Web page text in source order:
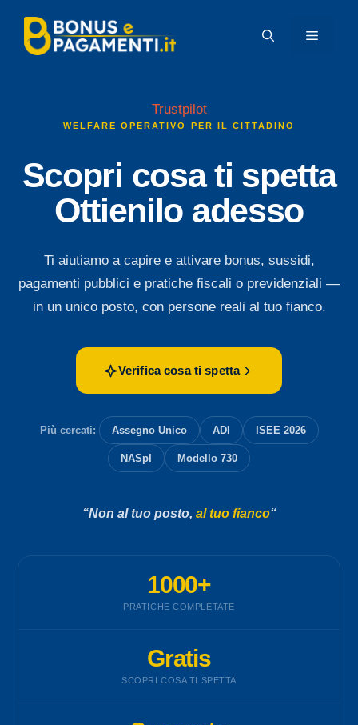
contenuto
MENU
Trustpilot
WELFARE OPERATIVO PER IL CITTADINO
Scopri cosa ti spetta
Ottienilo adesso
Ti aiutiamo a capire e attivare bonus, sussidi,
pagamenti pubblici e pratiche fiscali o previdenziali —
in un unico posto, con persone reali al tuo fianco.
Verifica cosa ti spetta
Più cercati: Assegno Unico ADI ISEE 2026
NASpI Modello 730
“Non al tuo posto, al tuo fianco“
1000+
PRATICHE COMPLETATE
Gratis
SCOPRI COSA TI SPETTA